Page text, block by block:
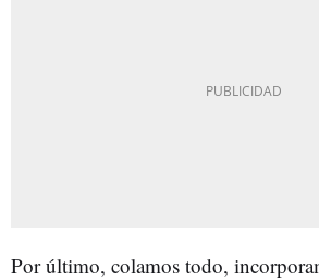
Por último, colamos todo,